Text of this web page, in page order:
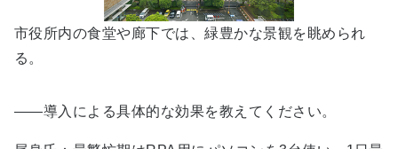
市役所内の食堂や廊下では、緑豊かな景観を眺められ
る。
――導入による具体的な効果を教えてください。